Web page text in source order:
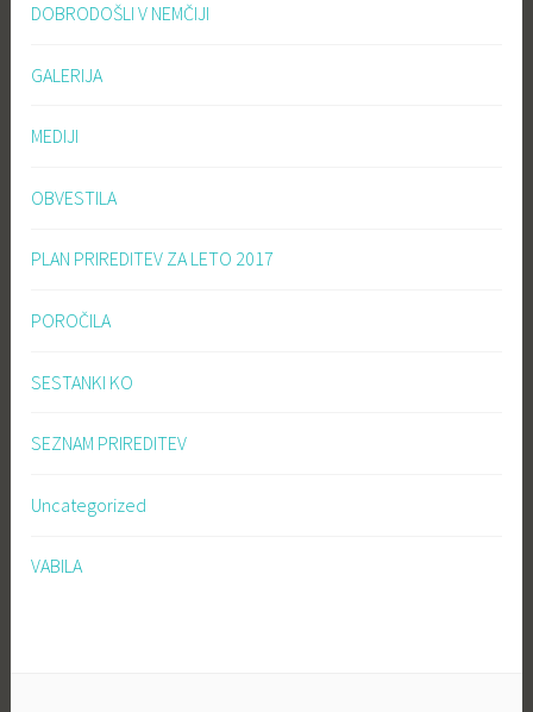
DOBRODOŠLI V NEMČIJI
GALERIJA
MEDIJI
OBVESTILA
PLAN PRIREDITEV ZA LETO 2017
POROČILA
SESTANKI KO
SEZNAM PRIREDITEV
Uncategorized
VABILA